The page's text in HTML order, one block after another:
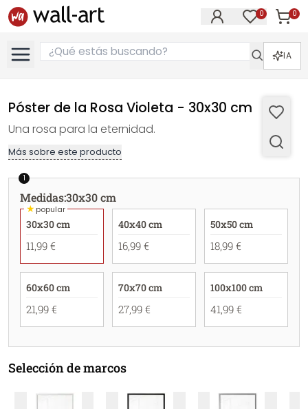
0 0
IA
Póster de la Rosa Violeta - 30x30 cm
Una rosa para la eternidad.
Más sobre este producto
1
Medidas:30x30 cm
★popular
30x30 cm
11,99 €
40x40 cm
16,99 €
50x50 cm
18,99 €
60x60 cm
21,99 €
70x70 cm
27,99 €
100x100 cm
41,99 €
Selección de marcos